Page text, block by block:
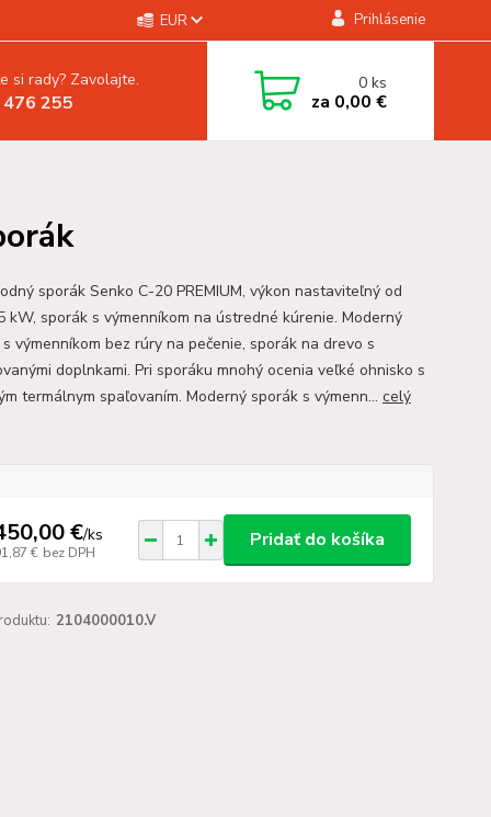
EUR Prihlásenie
si rady? Zavolajte.
255
0ks
za 0,00 €
sporák Senko C-20 PREMIUM, výkon nastaviteľný od
kW, sporák s výmenníkom na ústredné kúrenie. Moderný
výmenníkom bez rúry na pečenie, sporák na drevo s
doplnkami. Pri sporáku mnohý ocenia veľké ohnisko s
termálnym spaľovaním. Moderný sporák s výmenn... celý
€/ks
€ bez DPH
Pridať do košíka
2104000010.V